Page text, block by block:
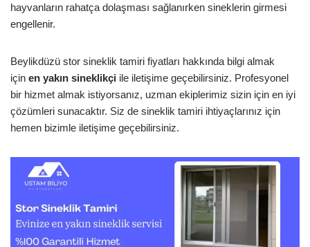
hayvanların rahatça dolaşması sağlanırken sineklerin girmesi
engellenir.
Beylikdüzü stor sineklik tamiri fiyatları hakkında bilgi almak
için en yakın sineklikçi ile iletişime geçebilirsiniz. Profesyonel
bir hizmet almak istiyorsanız, uzman ekiplerimiz sizin için en iyi
çözümleri sunacaktır. Siz de sineklik tamiri ihtiyaçlarınız için
hemen bizimle iletişime geçebilirsiniz.